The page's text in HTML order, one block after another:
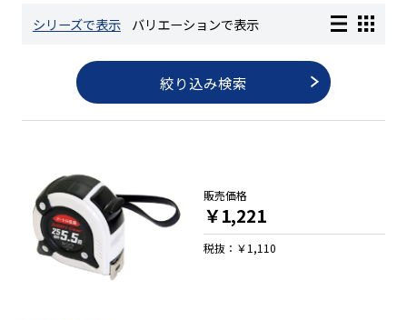
色々な計測器
レベル・勾配測定
シリーズで表示 バリエーションで表示
絞り込み検索
販売価格
￥1,221
税抜：￥1,110